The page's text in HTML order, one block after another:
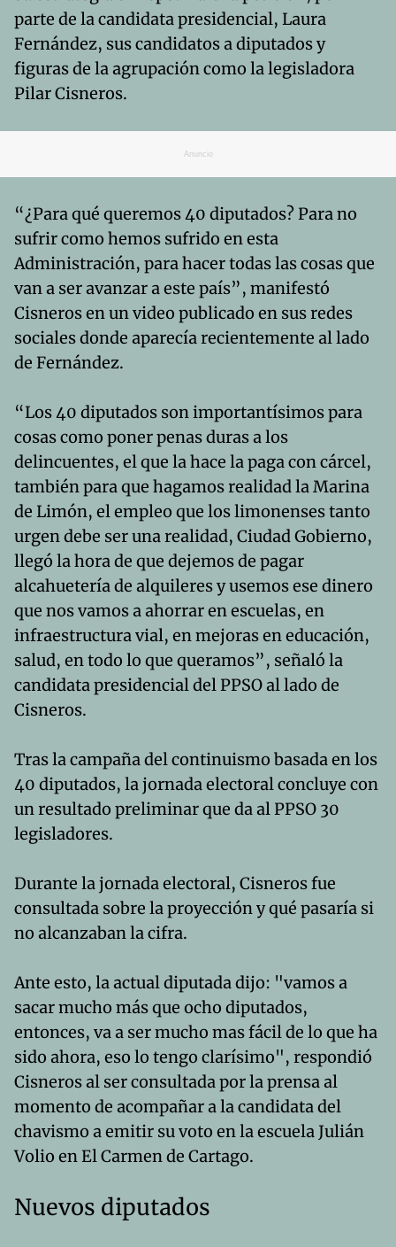
parte de la candidata presidencial, Laura
Fernández, sus candidatos a diputados y
figuras de la agrupación como la legisladora
Pilar Cisneros.
Anuncio
“¿Para qué queremos 40 diputados? Para no
sufrir como hemos sufrido en esta
Administración, para hacer todas las cosas que
van a ser avanzar a este país”, manifestó
Cisneros en un video publicado en sus redes
sociales donde aparecía recientemente al lado
de Fernández.
“Los 40 diputados son importantísimos para
cosas como poner penas duras a los
delincuentes, el que la hace la paga con cárcel,
también para que hagamos realidad la Marina
de Limón, el empleo que los limonenses tanto
urgen debe ser una realidad, Ciudad Gobierno,
llegó la hora de que dejemos de pagar
alcahuetería de alquileres y usemos ese dinero
que nos vamos a ahorrar en escuelas, en
infraestructura vial, en mejoras en educación,
salud, en todo lo que queramos”, señaló la
candidata presidencial del PPSO al lado de
Cisneros.
Tras la campaña del continuismo basada en los
40 diputados, la jornada electoral concluye con
un resultado preliminar que da al PPSO 30
legisladores.
Durante la jornada electoral, Cisneros fue
consultada sobre la proyección y qué pasaría si
no alcanzaban la cifra.
Ante esto, la actual diputada dijo: "vamos a
sacar mucho más que ocho diputados,
entonces, va a ser mucho mas fácil de lo que ha
sido ahora, eso lo tengo clarísimo", respondió
Cisneros al ser consultada por la prensa al
momento de acompañar a la candidata del
chavismo a emitir su voto en la escuela Julián
Volio en El Carmen de Cartago.
Nuevos diputados